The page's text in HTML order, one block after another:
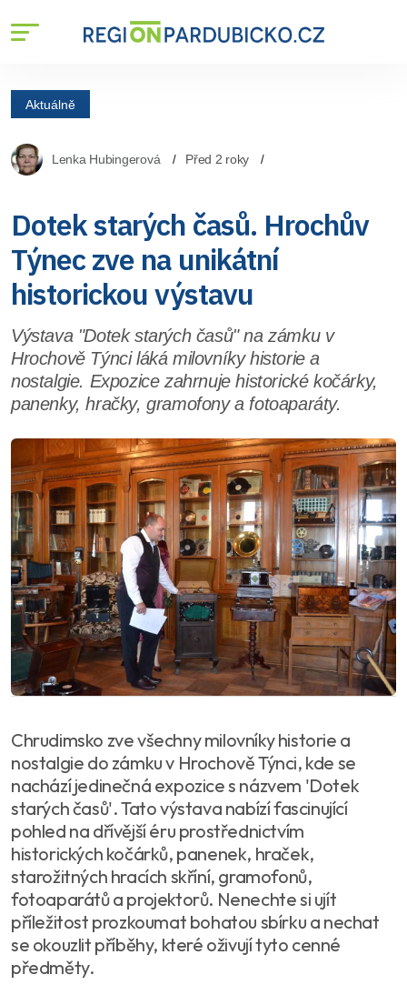
Aktuálně
Lenka Hubingerová Před 2 roky
Dotek starých časů. Hrochův
Týnec zve na unikátní
historickou výstavu
Výstava "Dotek starých časů" na zámku v
Hrochově Týnci láká milovníky historie a
nostalgie. Expozice zahrnuje historické kočárky,
panenky, hračky, gramofony a fotoaparáty.
Chrudimsko zve všechny milovníky historie a
nostalgie do zámku v Hrochově Týnci, kde se
nachází jedinečná expozice s názvem 'Dotek
starých časů'. Tato výstava nabízí fascinující
pohled na dřívější éru prostřednictvím
historických kočárků, panenek, hraček,
starožitných hracích skříní, gramofonů,
fotoaparátů a projektorů. Nenechte si ujít
příležitost prozkoumat bohatou sbírku a nechat
se okouzlit příběhy, které oživují tyto cenné
předměty.